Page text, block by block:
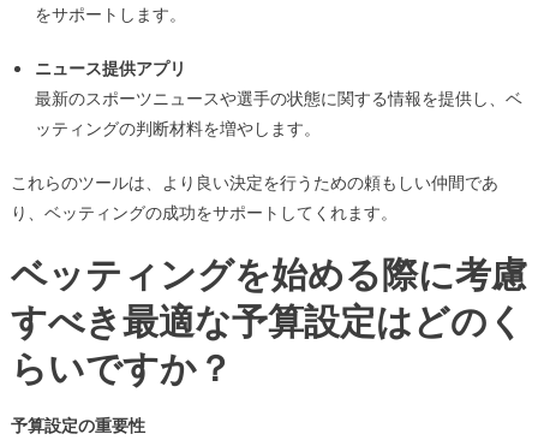
をサポートします。
ニュース提供アプリ
最新のスポーツニュースや選手の状態に関する情報を提供し、ベ
ッティングの判断材料を増やします。
これらのツールは、より良い決定を行うための頼もしい仲間であ
り、ベッティングの成功をサポートしてくれます。
ベッティングを始める際に考慮
すべき最適な予算設定はどのく
らいですか？
予算設定の重要性